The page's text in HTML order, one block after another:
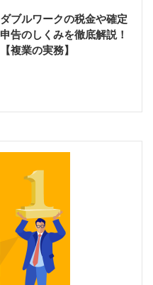
ダブルワークの税金や確定
申告のしくみを徹底解説！
【複業の実務】